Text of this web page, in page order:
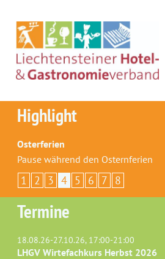
Highlight
Osterferien
Pause während den Osternferien
1 2 3 4 5 6 7 8
Termine
18.08.26-27.10.26, 17:00-21:00
LHGV Wirtefachkurs Herbst 2026